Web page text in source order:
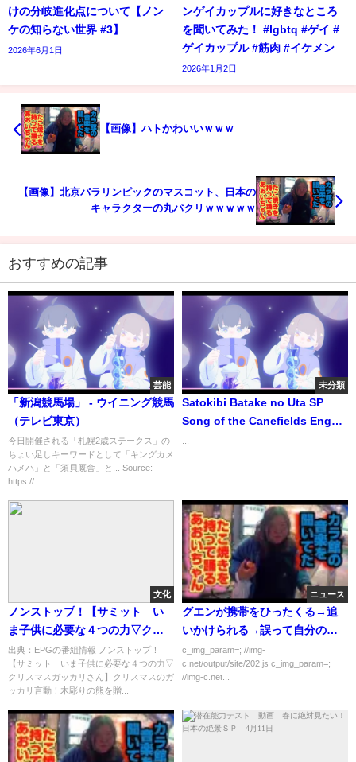
けの分岐進化点について【ノン
ケの知らない世界 #3】
2026年6月1日
ンゲイカップルに好きなところ
を聞いてみた！ #lgbtq #ゲイ #
ゲイカップル #筋肉 #イケメン
2026年1月2日
【画像】ハトかわいいｗｗｗ
【画像】北京パラリンピックのマスコット、日本の
キャラクターの丸パクリｗｗｗｗｗ
おすすめの記事
芸能
「新潟競馬場」 - ウイニング競馬
（テレビ東京）
今日開催される「札幌2歳ステークス」の
ちょい足しキーワードとして「キングカメ
ハメハ」と「須貝厩舎」と... Source:
https://...
未分類
Satokibi Batake no Uta SP
Song of the Canefields Eng
文化
ノンストップ！【サミット い
ま子供に必要な４つの力▽クリ
スマスガッカリさん】[字][デ]…
の番組内容解析まとめ
出典：EPGの番組情報 ノンストップ！
【サミット いま子供に必要な４つの力▽
クリスマスガッカリさん】クリスマスのガ
ッカリ言動！木彫りの熊を贈...
ニュース
グエンが携帯をひったくる→追
いかけられる→誤って自分の携
帯を投げつける、しかも待受は
自分の顔写真
c_img_param=; //img-
c.net/output/site/202.js c_img_param=;
//img-c.net...